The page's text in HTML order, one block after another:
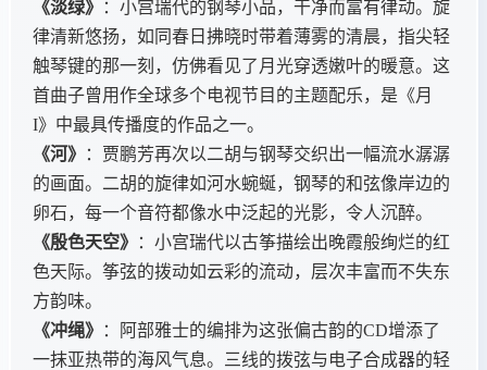
《淡绿》
：小宫瑞代的钢琴小品，干净而富有律动。旋
律清新悠扬，如同春日拂晓时带着薄雾的清晨，指尖轻
触琴键的那一刻，仿佛看见了月光穿透嫩叶的暖意。这
首曲子曾用作全球多个电视节目的主题配乐，是《月
I》中最具传播度的作品之一。
《河》
：贾鹏芳再次以二胡与钢琴交织出一幅流水潺潺
的画面。二胡的旋律如河水蜿蜒，钢琴的和弦像岸边的
卵石，每一个音符都像水中泛起的光影，令人沉醉。
《殷色天空》
：小宫瑞代以古筝描绘出晚霞般绚烂的红
色天际。筝弦的拨动如云彩的流动，层次丰富而不失东
方韵味。
《冲绳》
：阿部雅士的编排为这张偏古韵的CD增添了
一抹亚热带的海风气息。三线的拨弦与电子合成器的轻